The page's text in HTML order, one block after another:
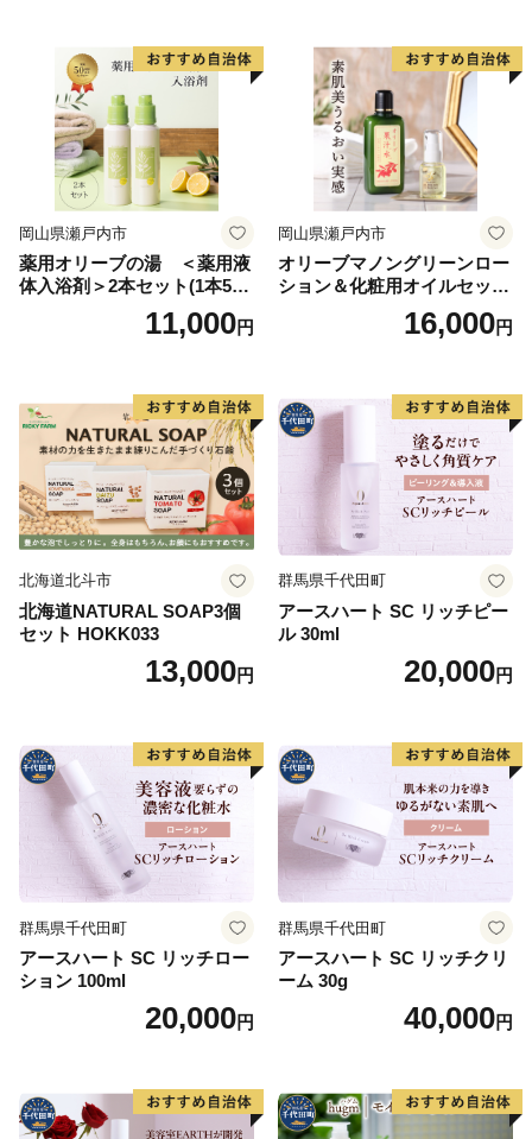
岡山県瀬戸内市
薬用オリーブの湯 ＜薬用液
体入浴剤＞2本セット(1本500
11,000円
岡山県瀬戸内市
オリーブマノングリーンロー
ション＆化粧用オイルセット
美容グッズ スキンケア 化粧
16,000円
北海道北斗市
北海道NATURAL SOAP3個
セット HOKK033
13,000円
群馬県千代田町
アースハート SC リッチピー
ル 30ml
20,000円
群馬県千代田町
アースハート SC リッチロー
ション 100ml
20,000円
群馬県千代田町
アースハート SC リッチクリ
ーム 30g
40,000円